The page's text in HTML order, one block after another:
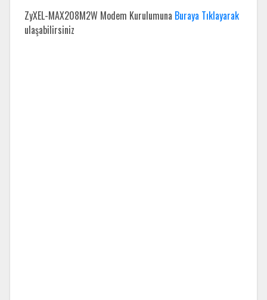
ZyXEL-MAX208M2W Modem Kurulumuna Buraya Tıklayarak
ulaşabilirsiniz